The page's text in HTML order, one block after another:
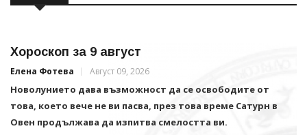
Хороскоп за 9 август
Елена Фотева Август 09, 2026
Новолунието дава възможност да се освободите от
това, което вече не ви пасва, през това време Сатурн в
Овен продължава да изпитва смелостта ви.